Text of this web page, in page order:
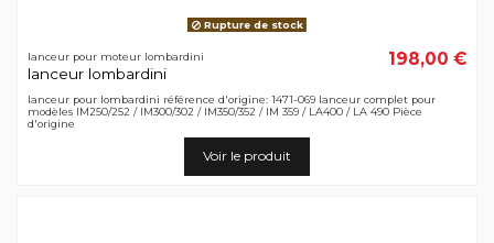
Rupture de stock
lanceur pour moteur lombardini
lanceur lombardini
198,00 €
lanceur pour lombardini référence d'origine: 1471-069 lanceur complet pour
modèles IM250/252 / IM300/302 / IM350/352 / IM 359 / LA400 / LA 490 Pièce
d'origine
Voir le produit